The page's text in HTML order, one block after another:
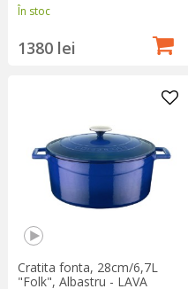
În stoc
1380 lei
Cratita fonta, 28cm/6,7L
"Folk", Albastru - LAVA